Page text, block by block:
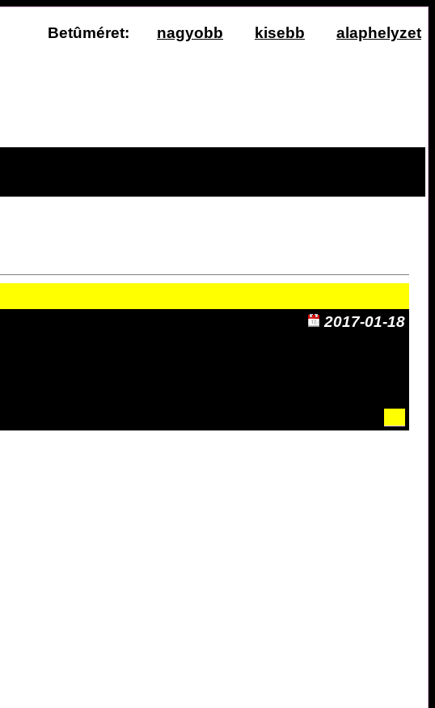
Betûméret: nagyobb kisebb alaphelyzet
2017-01-18